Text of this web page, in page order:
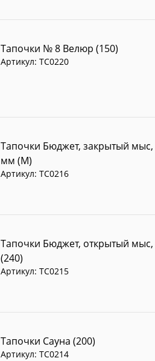
Тапочки № 8 Велюр (150)
Артикул:TC0220
Тапочки Бюджет, закрытый мыс,
мм (M)
Артикул:TC0216
Тапочки Бюджет, открытый
(240)
Артикул:TC0215
Тапочки Сауна (200)
Артикул:TC0214